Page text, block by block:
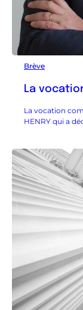
Brève
La
La vocation
HENRY qui a